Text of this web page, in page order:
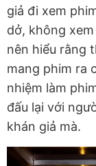
giả đi xem
dở, không
nên hiểu rằng
mang phim ra
nhiệm làm
đấu lại với
khán giả mà.